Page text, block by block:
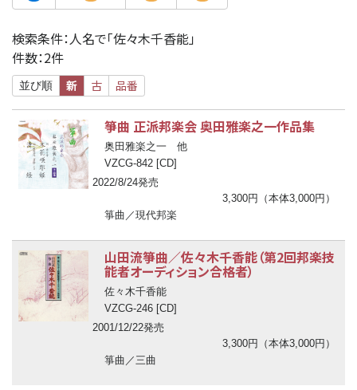
検索条件：人名で「佐々木千香能」
件数：2件
並び順 新 古 品番
箏曲 正派邦楽会 奥田雅楽之一作品集
奥田雅楽之一 他
VZCG-842 [CD]
2022/8/24発売
3,300円（本体3,000円）
箏曲／現代邦楽
山田流箏曲／佐々木千香能（第2回邦楽技
能者オーディション合格者）
佐々木千香能
VZCG-246 [CD]
2001/12/22発売
3,300円（本体3,000円）
箏曲／三曲